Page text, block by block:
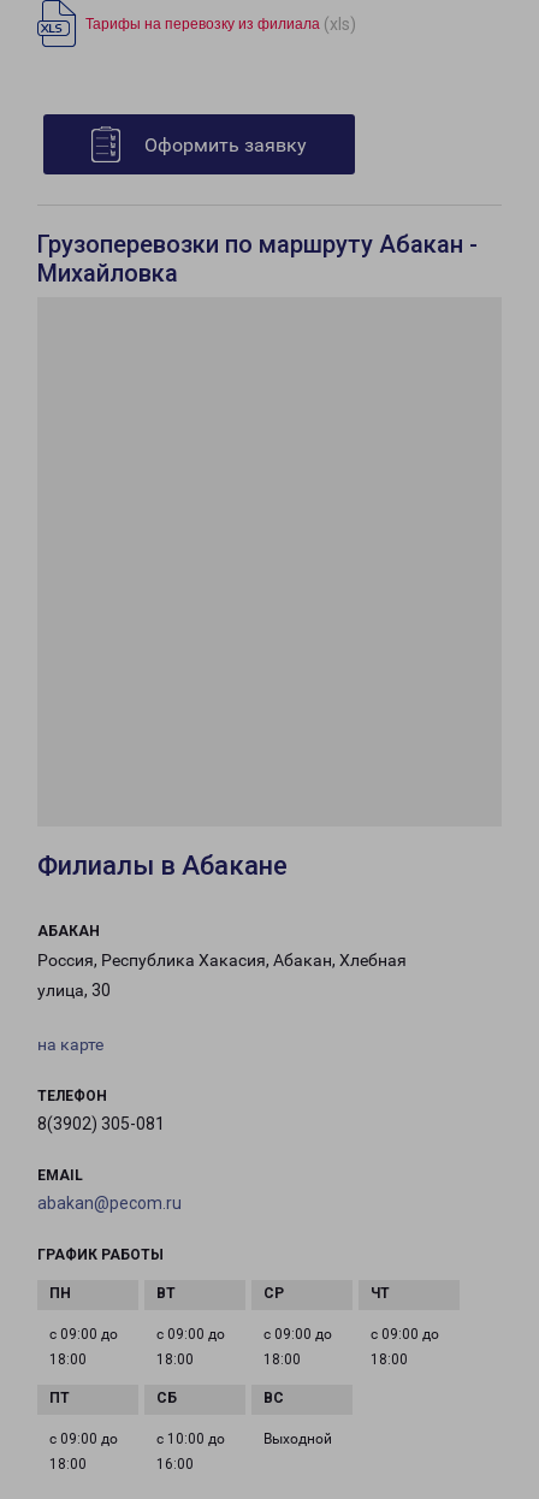
Тарифы на перевозку из филиала (xls)
Оформить заявку
Грузоперевозки по маршруту Абакан -
Михайловка
Филиалы в Абакане
АБАКАН
Россия, Республика Хакасия, Абакан, Хлебная
улица, 30
на карте
ТЕЛЕФОН
8(3902) 305-081
EMAIL
abakan@pecom.ru
ГРАФИК РАБОТЫ
с 09:00 до
18:00
с 09:00 до
18:00
с 09:00 до
18:00
с 09:00 до
18:00
с 09:00 до
18:00
с 10:00 до
16:00
Выходной